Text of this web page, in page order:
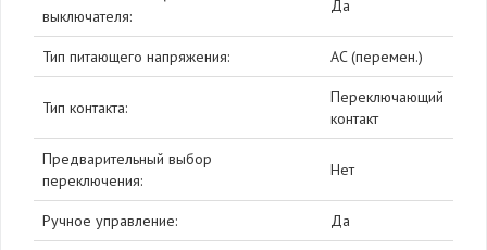
выключателя:
Да
Тип питающего напряжения: AC (перемен.)
Тип контакта:
Переключающий
контакт
Предварительный выбор
переключения:
Нет
Ручное управление: Да